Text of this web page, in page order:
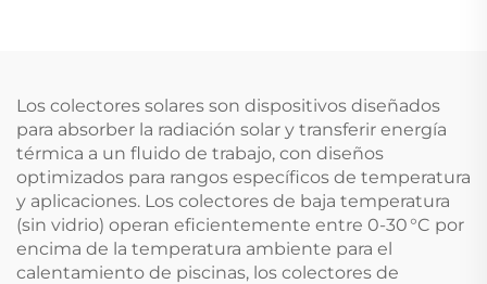
Calefactoras
Los colectores solares son dispositivos diseñados
para absorber la radiación solar y transferir energía
térmica a un fluido de trabajo, con diseños
optimizados para rangos específicos de temperatura
y aplicaciones. Los colectores de baja temperatura
(sin vidrio) operan eficientemente entre 0-30 °C por
encima de la temperatura ambiente para el
calentamiento de piscinas, los colectores de